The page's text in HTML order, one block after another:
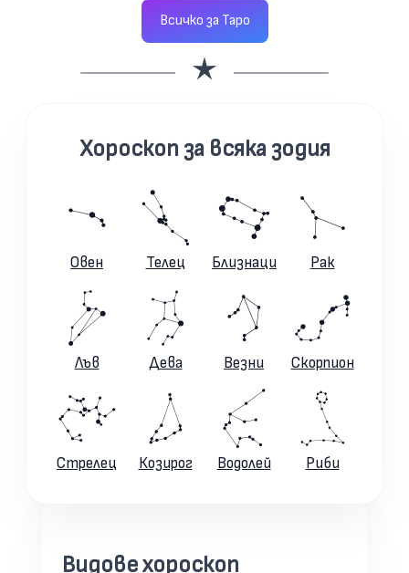
Всичко за Таро
Хороскоп за всяка зодия
Овен Телец Близнаци Рак
Лъв Дева Везни Скорпион
Стрелец Козирог Водолей Риби
Видове хороскоп